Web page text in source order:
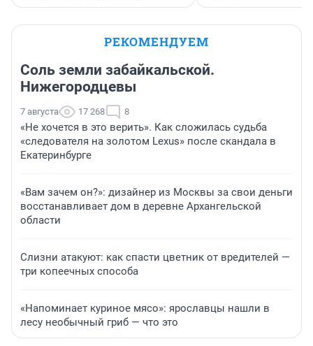
РЕКОМЕНДУЕМ
Соль земли забайкальской.
Нижегородцевы
7 августа 17 268 8
«Не хочется в это верить». Как сложилась судьба
«следователя на золотом Lexus» после скандала в
Екатеринбурге
«Вам зачем он?»: дизайнер из Москвы за свои деньги
восстанавливает дом в деревне Архангельской
области
Слизни атакуют: как спасти цветник от вредителей —
три копеечных способа
«Напоминает куриное мясо»: ярославцы нашли в
лесу необычный гриб — что это